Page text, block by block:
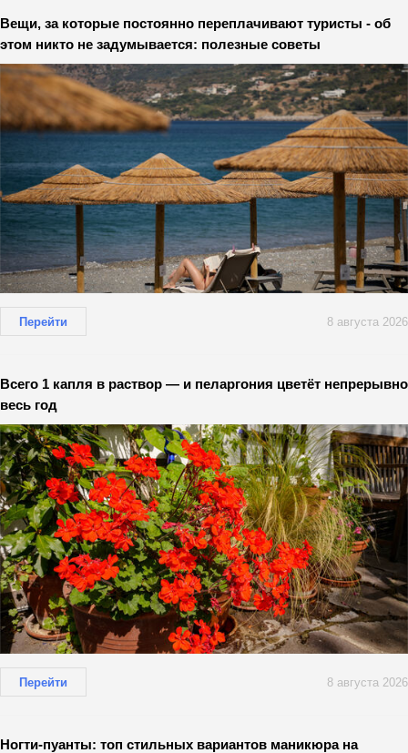
Вещи, за которые постоянно переплачивают туристы - об
этом никто не задумывается: полезные советы
Перейти 8 августа 2026
Всего 1 капля в раствор — и пеларгония цветёт непрерывно
весь год
Перейти 8 августа 2026
Ногти-пуанты: топ стильных вариантов маникюра на